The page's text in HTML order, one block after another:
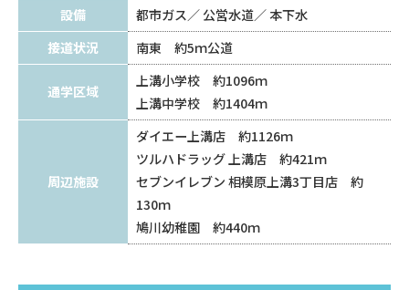
設備
都市ガス 公営水道
本下水
接道状況
南東 約5ｍ公道
通学区域
上溝小学校 約1096ｍ
上溝中学校 約1404ｍ
周辺施設
ダイエー上溝店 約1126ｍ
ツルハドラッグ 上溝店 約421ｍ
セブンイレブン 相模原上溝3丁目店 約
130ｍ
鳩川幼稚園 約440ｍ